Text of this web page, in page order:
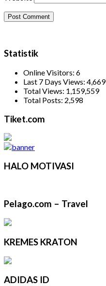
Statistik
Online Visitors: 6
Last 7 Days Views: 4,669
Total Views: 1,159,559
Total Posts: 2,598
Tiket.com
HALO MOTIVASI
Pelago.com – Travel
KREMES KRATON
ADIDAS ID